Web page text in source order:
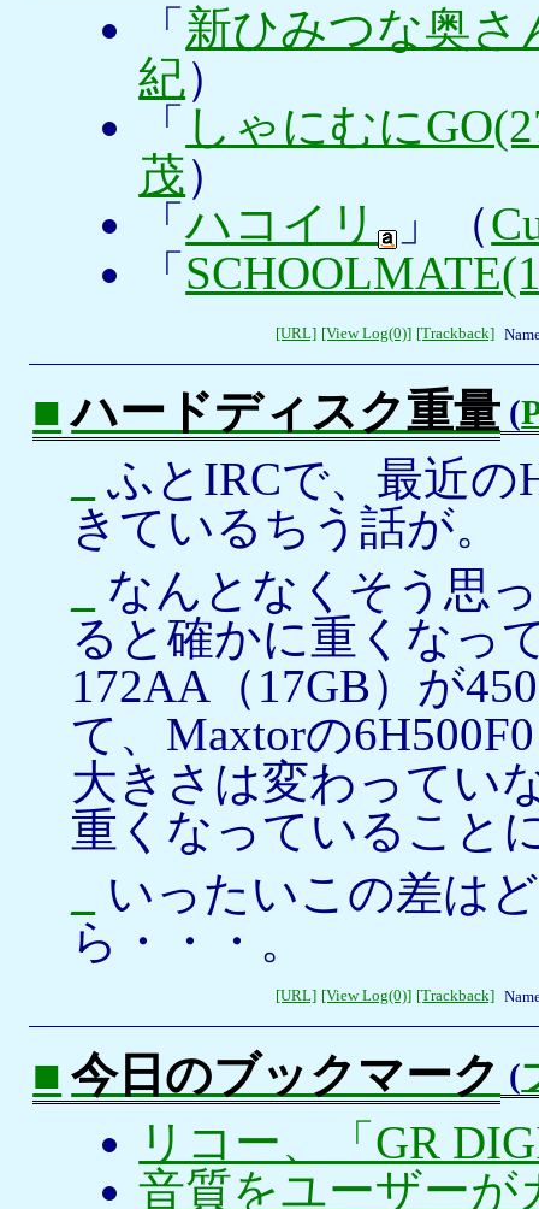
「 新ひみつな奥さ
紀）
「 しゃにむに
茂）
「ハコイリ 」（
「
[URL] [View Log(0)] [Trackback]
■ ハードディスク重量 (
ふとIRCで、最近
きているちう話が。
なんとなくそう思
ると確かに重くなっ
172AA（17GB）が
て、Maxtorの
大きさは変わってい
重くなっていること
いったいこの差は
ら・・・。
[URL] [View Log(0)] [Trackback]
■ 今日のブックマーク (
リコー、「GR
音質をユーザー